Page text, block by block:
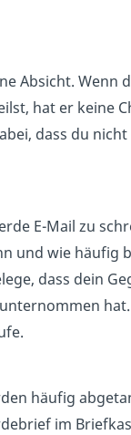
Absicht. Wenn
hat er keine
dass du
E-Mail zu
und wie häufig
dass dein
häufig
im